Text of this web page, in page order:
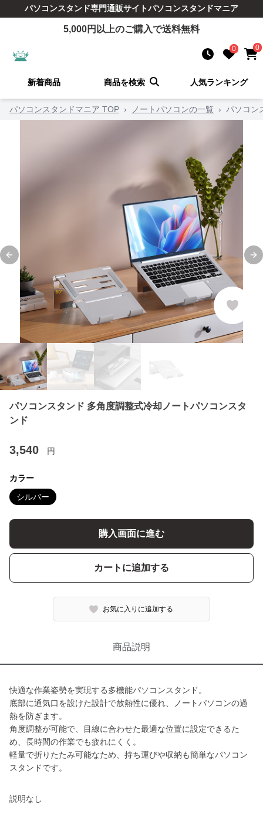
パソコンスタンド専門通販サイトパソコンスタンドマニア
5,000円以上のご購入で送料無料
0 0
新着商品 商品を検索 人気ランキング
パソコンスタンドマニア TOP › ノートパソコンの一覧 › パソコン
Previous slide
パソコンスタンド 多角度調整式冷却ノートパソコンスタ
ンド
3,540 円
カラー
シルバー
購入画面に進む
カートに追加する
お気に入りに追加する
商品説明
快適な作業姿勢を実現する多機能パソコンスタンド。
底部に通気口を設けた設計で放熱性に優れ、ノートパソコンの過
熱を防ぎます。
角度調整が可能で、目線に合わせた最適な位置に設定できるた
め、長時間の作業でも疲れにくく。
軽量で折りたたみ可能なため、持ち運びや収納も簡単なパソコン
スタンドです。
説明なし